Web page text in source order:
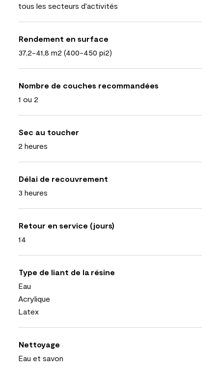
tous les secteurs d'activités
Rendement en surface
37,2-41,8 m2 (400-450 pi2)
Nombre de couches recommandées
1 ou 2
Sec au toucher
2 heures
Délai de recouvrement
3 heures
Retour en service (jours)
14
Type de liant de la résine
Eau
Acrylique
Latex
Nettoyage
Eau et savon